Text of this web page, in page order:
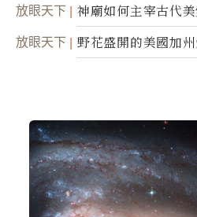
放眼天下 神廟如何主宰古代
放眼天下 野花盛開的美國加